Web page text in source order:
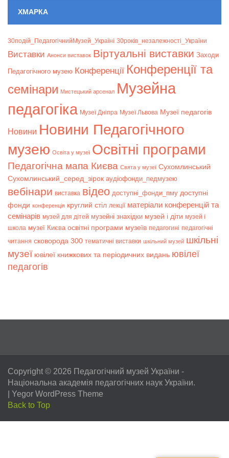
ХМАРКА
30подій_ПедагогічнийМузей_Україні 30років_незалежності_України
Bиставки Анонси виставок Віртуальні виставки Заходи
Педагогічного музею Конференції Конференції та
семінари Мистецький арсенал Музейна
педагогіка Музеї Дніпра Музеї Львова Музеї педагогів
Новини Новини Педагогічного
музею Освіта у музеї Освітні програми
Педагогічна мапа Києва Свята у музеї Сухомлинський
Сухомлинський_серед_зірок аудіофонди_педмузею
вебінари виставка відео доступні_фонди_пму доступні
фонди конференція круглий стіл лекції матеріали конференцій та
семінарів музей для дітей музейні знахідки музей і діти музей і
школа музеї Києва освітні програми музеїв педагогині педагогічні
читання сковорода 300 тематичні виставки шкільний музей шкільні
музеї ювілеї книжкових та періодичних видань ювілеї
педагогів
Copyright © 2026 Педагогічний музей України -
Національна академія педагогічних наук України.
Yegor WordPress Theme
Back to Top